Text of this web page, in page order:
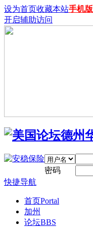
设为首页收藏本站手机版
开启辅助访问
密码
快捷导航
首页Portal
加州
论坛BBS